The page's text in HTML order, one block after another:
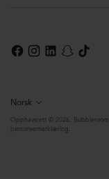
Språk
Norsk
Opphavsrett © 2026, Bubbleroom
personvernerklæring.